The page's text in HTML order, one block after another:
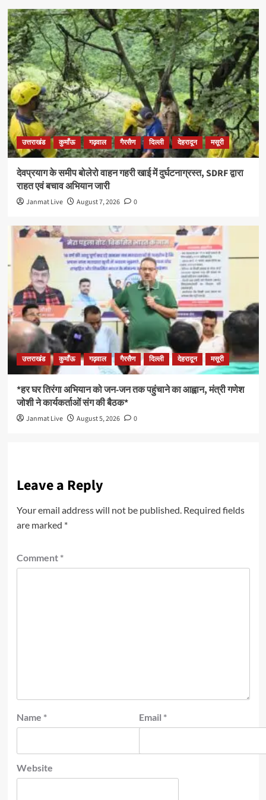
उत्तराखंड कुमाँऊ गढ़वाल गैरसैण दिल्ली देहरादून मसूरी
देवप्रयाग के समीप बोलेरो वाहन गहरी खाई में दुर्घटनाग्रस्त, SDRF द्वारा
राहत एवं बचाव अभियान जारी
Janmat Live August 7, 2026 0
उत्तराखंड कुमाँऊ गढ़वाल गैरसैण दिल्ली देहरादून मसूरी
*हर घर तिरंगा अभियान को जन-जन तक पहुंचाने का आह्वान, मंत्री गणेश
जोशी ने कार्यकर्ताओं संग की बैठक*
Janmat Live August 5, 2026 0
Leave a Reply
Your email address will not be published. Required fields
are marked *
Comment *
Name * Email *
Website